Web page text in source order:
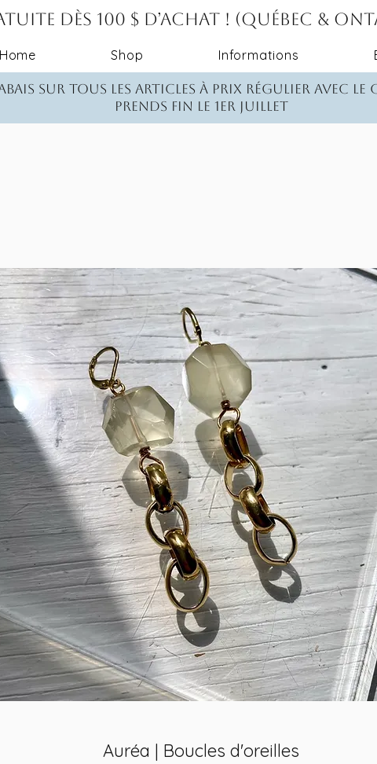
dès 100 $ d’achat ! (Québec &
Home Shop Informations
sur tous les articles à prix régulier avec le
Prends fin le 1er juillet
Auréa | Boucles d'oreilles